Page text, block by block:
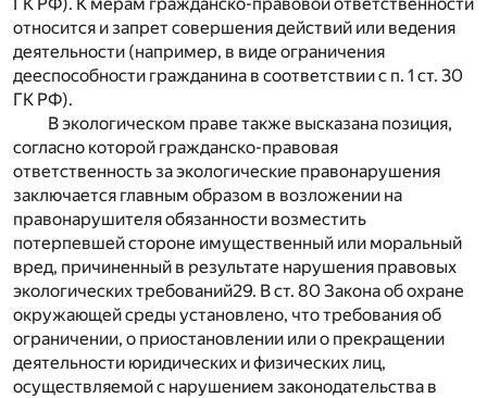
относится и запрет совершения действий или ведения
деятельности (например, в виде ограничения
дееспособности гражданина в соответствии с п. 1 ст. 30
ГК РФ).
В экологическом праве также высказана позиция,
согласно которой гражданско-правовая
ответственность за экологические правонарушения
заключается главным образом в возложении на
правонарушителя обязанности возместить
потерпевшей стороне имущественный или моральный
вред, причиненный в результате нарушения правовых
экологических требований29. В ст. 80 Закона об охране
окружающей среды установлено, что требования об
ограничении, о приостановлении или о прекращении
деятельности юридических и физических лиц,
осуществляемой с нарушением законодательства в